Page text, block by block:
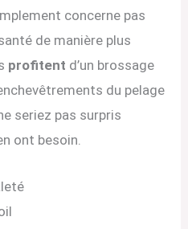
concerne pas
de manière plus
profitent d’un brossage
du pelage
seriez pas surpris
ont besoin.